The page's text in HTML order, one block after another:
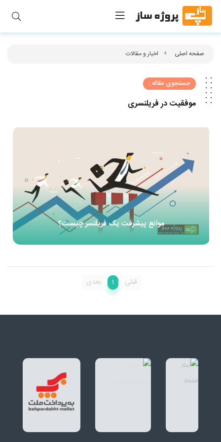
صفحه اصلی اخبار و مقالات
جستجوی مقاله :
موفقیت در فریلنسری
موانع پیشرفت یک فریلنسر چیست؟
1